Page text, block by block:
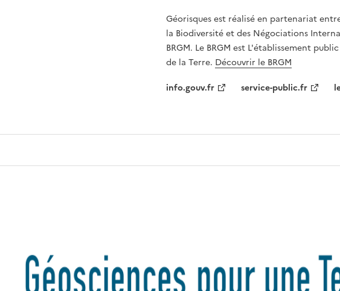
Géorisques est réalisé en partenariat
la Biodiversité et des Négociations
BRGM. Le BRGM est L'établissement
de la Terre. Découvrir le BRGM
info.gouv.fr
service-public.fr